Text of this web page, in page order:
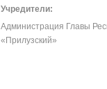
Учредители:
Администрация Главы
«Прилузский»